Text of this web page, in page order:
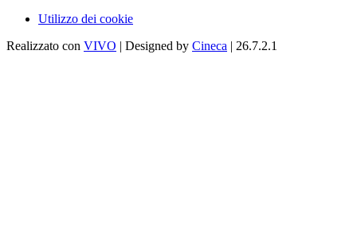
Utilizzo dei cookie
Realizzato con VIVO | Designed by Cineca | 26.7.2.1